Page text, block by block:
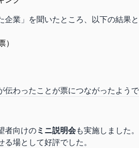
業」を聞いたところ、以下の結果
わったことが票につながったよう
者向けのミニ説明会も実施しました
場として好評でした。